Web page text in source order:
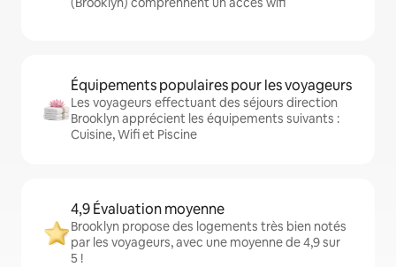
Équipements populaires pour les voyageurs
Les voyageurs effectuant des séjours direction
Brooklyn apprécient les équipements suivants :
Cuisine, Wifi et Piscine
4,9 Évaluation moyenne
Brooklyn propose des logements très bien notés
par les voyageurs, avec une moyenne de 4,9 sur
5 !